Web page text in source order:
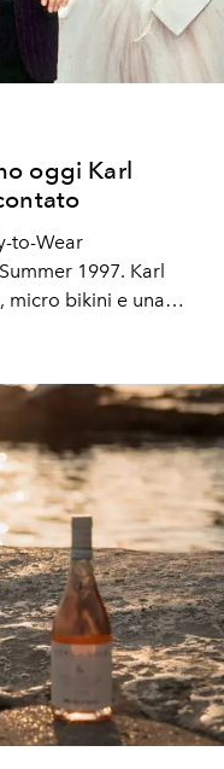
oggi Karl
to-Wear
1997. Karl
micro bikini e una
Trent'anni dopo,
guardaroba resta
che abbiamo.